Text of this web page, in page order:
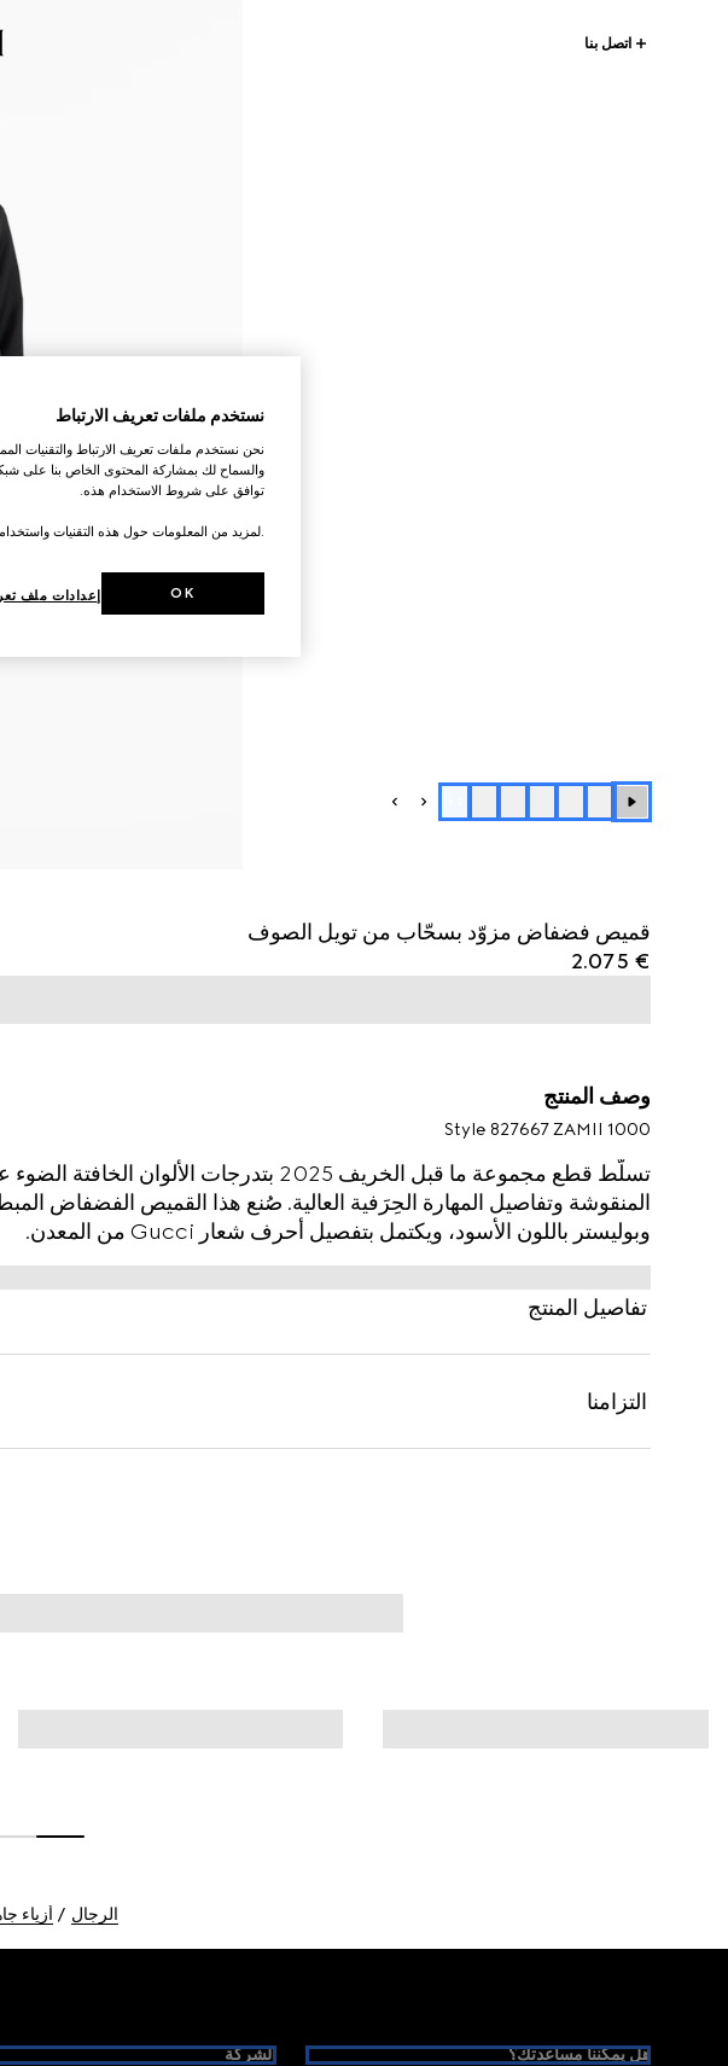
اتصل بنا
قميص فضفاض مزوّد بسحّاب من تويل الصوف
€ 2.075
وصف المنتج
Style ‎827667 ZAMII 1000
تسلّط قطع مجموعة ما قبل الخريف 2025 بتدرجات الألوان
المنقوشة وتفاصيل المهارة الحِرَفية العالية. صُنع هذا القميص الفضفاض
وبوليستر باللون الأسود، ويكتمل بتفصيل أحرف شعار Gucci من المعدن.
تفاصيل المنتج
التزامنا
الرجال أزياء
هل يمكننا مساعدتك؟ الشركة
نستخدم ملفات تعريف الارتباط
نحن نستخدم ملفات تعريف الارتباط والتقنيات
والسماح لك بمشاركة المحتوى الخاص بنا على
توافق على شروط الاستخدام هذه.
.لمزيد من المعلومات حول هذه التقنيات
إعدادات ملف OK